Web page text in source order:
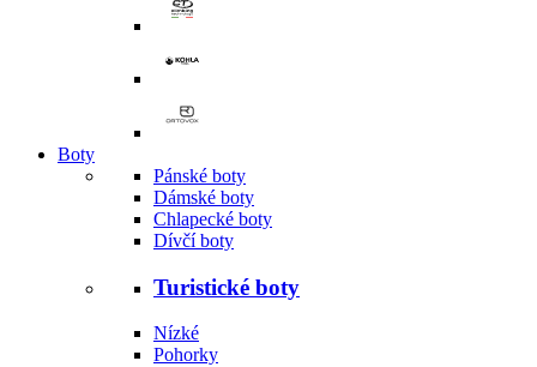
Boty
Pánské boty
Dámské boty
Chlapecké boty
Dívčí boty
Turistické boty
Nízké
Pohorky